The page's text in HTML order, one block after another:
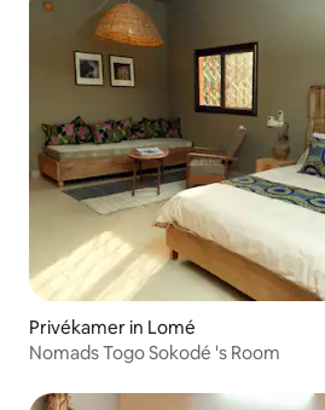
Privékamer in Lomé
Nomads Togo Sokodé 's Room